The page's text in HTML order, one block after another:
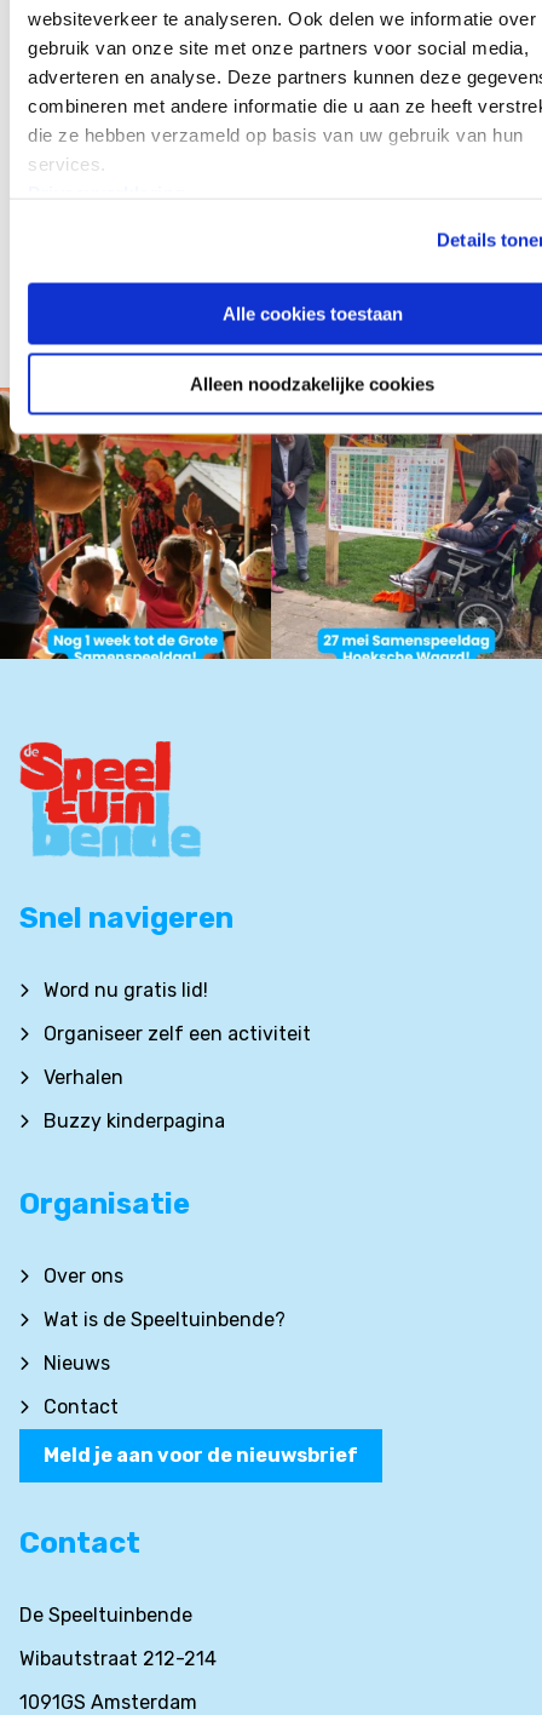
websiteverkeer te analyseren. Ook delen we informatie over
gebruik van onze site met onze partners voor social media,
adverteren en analyse. Deze partners kunnen deze
combineren met andere informatie die u aan ze heeft
die ze hebben verzameld op basis van uw gebruik van hun
services.
Details
Alle cookies toestaan
Alleen noodzakelijke cookies
Instagram
Snel navigeren
Word nu gratis lid!
Organiseer zelf een activiteit
Verhalen
Buzzy kinderpagina
Organisatie
Over ons
Wat is de Speeltuinbende?
Nieuws
Contact
Meld je aan voor de nieuwsbrief
Contact
De Speeltuinbende
Wibautstraat 212-214
1091GS Amsterdam